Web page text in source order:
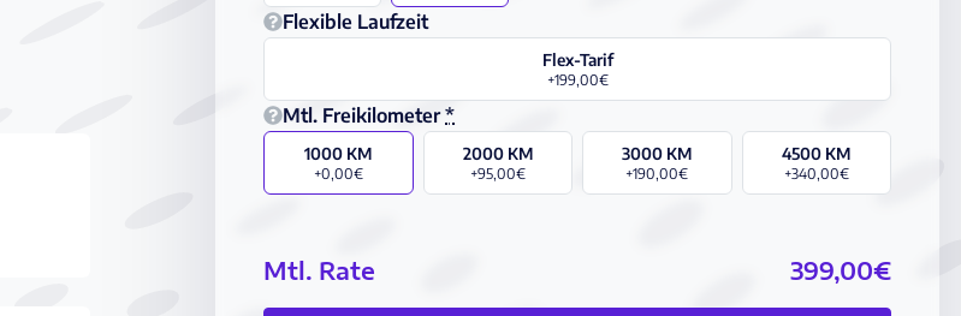
Flexible Laufzeit
Flex-Tarif
+199,00€
Mtl. Freikilometer *
1000 KM
+0,00€
2000 KM
+95,00€
3000 KM
+190,00€
4500 KM
+340,00€
Mtl. Rate 399,00€